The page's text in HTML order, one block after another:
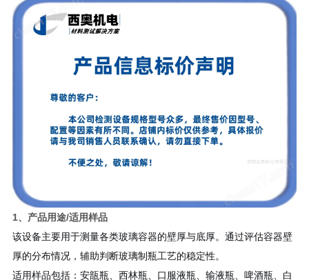
1、产品用途/适用样品
该设备主要用于测量各类玻璃容器的壁厚与底厚。通过评估容器壁
厚的分布情况，辅助判断玻璃制瓶工艺的稳定性。
适用样品包括：安瓿瓶、西林瓶、口服液瓶、输液瓶、啤酒瓶、白